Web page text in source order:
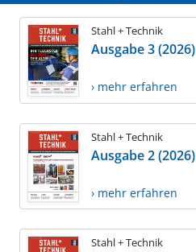
Stahl + Technik
Ausgabe 3 (2026)
› mehr erfahren
Stahl + Technik
Ausgabe 2 (2026)
› mehr erfahren
Stahl + Technik